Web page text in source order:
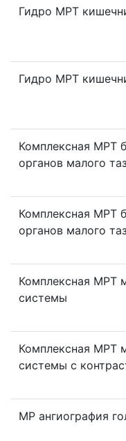
Гидро МРТ
Гидро МРТ
Комплексная МРТ
органов малого
Комплексная МРТ
органов малого
Комплексная МРТ
системы
Комплексная МРТ
системы с
МР ангиография